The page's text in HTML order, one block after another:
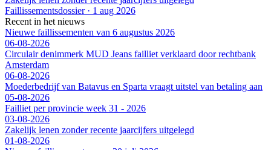
Faillissementsdossier· 1 aug 2026
Recent in het nieuws
Nieuwe faillissementen van 6 augustus 2026
06-08-2026
Circulair denimmerk MUD Jeans failliet verklaard door rechtbank
Amsterdam
06-08-2026
Moederbedrijf van Batavus en Sparta vraagt uitstel van betaling aan
05-08-2026
Failliet per provincie week 31 - 2026
03-08-2026
Zakelijk lenen zonder recente jaarcijfers uitgelegd
01-08-2026